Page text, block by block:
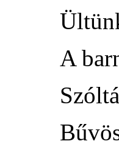
A